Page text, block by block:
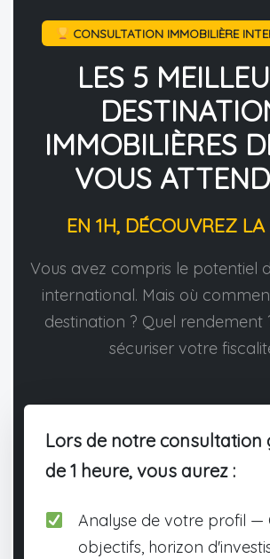
CONSULTATION IMMOBILIÈRE
LES 5
IMMOBILIÈRES
VOUS
EN 1H, DÉCOUVREZ
Vous avez compris le potentiel
international. Mais où
destination ? Quel rendement
sécuriser votre
Lors de notre consultation
de 1 heure, vous aurez :
Analyse de votre profil —
objectifs, horizon